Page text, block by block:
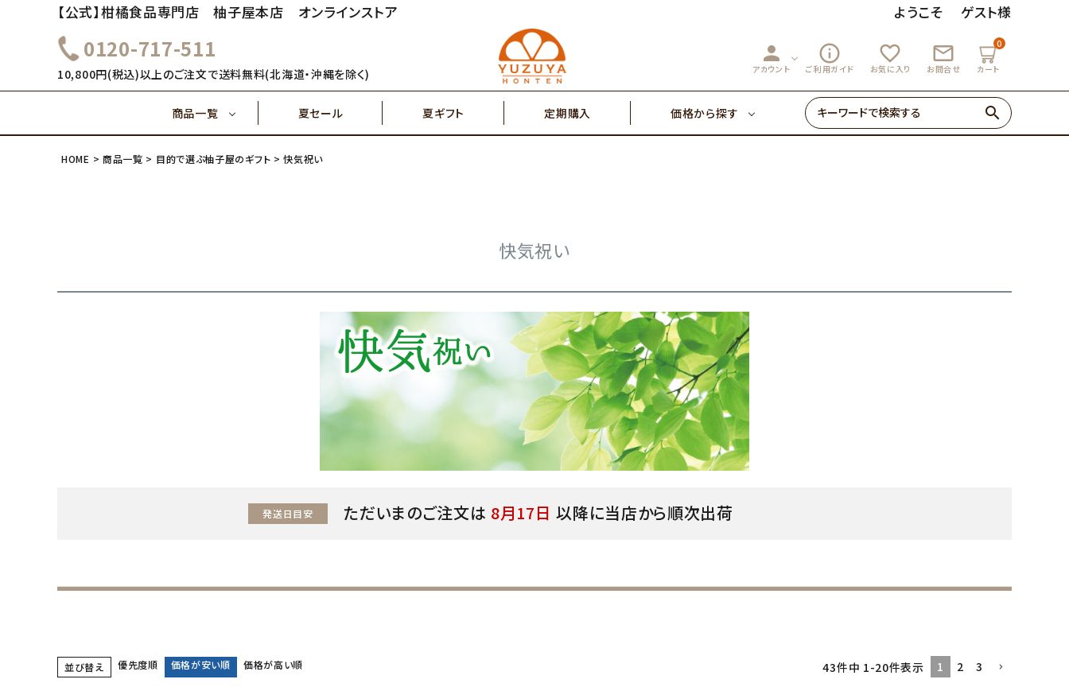
【公式】柑橘食品専門店 柚子屋本店 オンラインストア ようこそ ゲスト様
0120-717-511
10,800円(税込)以上のご注文で送料無料(北海道・沖縄を除く)
person
アカウント
info_outline
ご利用ガイド
favorite_outline
お気に入り
mail_outline
お問合せ
0
カート
商品一覧
その他特産品 ポスト投函商品
夏セール 夏ギフト 定期購入 価格から探す search
健康飲料 マーマレード
搾り果汁100％ 辛味調味料・塩 ゼリー・あめ
～1,000円 2,000円～ 3,000円～
5,000円～ 7,000円～
HOME 商品一覧 目的で選ぶ柚子屋のギフト 快気祝い
快気祝い
発送日目安 ただいまのご注文は 8月17日 以降に当店から順次出荷
並び替え 優先度順 価格が安い順 価格が高い順 43件中 1-20件表示 1 2 3